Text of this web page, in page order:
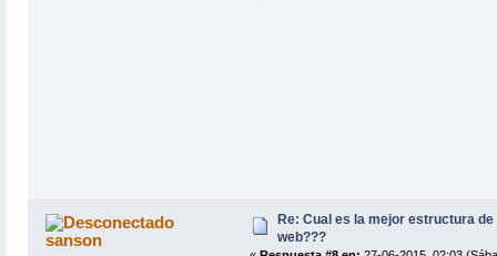
sanson
Re: Cual es la mejor estructura
web???